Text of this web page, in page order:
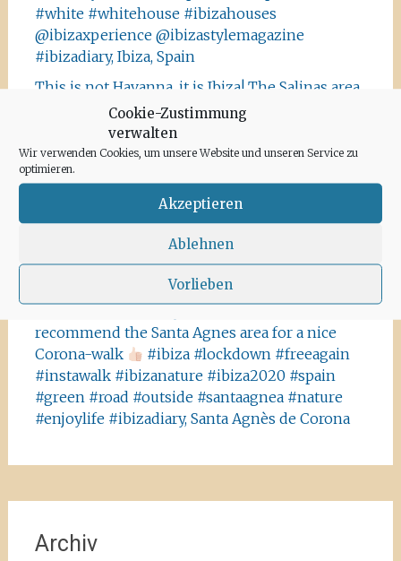
Cookie-Zustimmung
verwalten
Wir verwenden Cookies, um unsere Website und unseren Service zu
optimieren.
Akzeptieren
Ablehnen
Vorlieben
#white #whitehouse #ibizahouses
@ibizaxperience @ibizastylemagazine
#ibizadiary, Ibiza, Spain
This is not Havanna, it is Ibiza! The Salinas area
offers a lot of tiny details you should absolutely
visit and take some photos
#salinasibiza #anchor #seafaring
#colours
#ibiza2020 #havanna #nothavanna #baleares
#seefahrt @turismoislasbaleares #salinas
#outside #instaibiza
#ibizalovers #ibizadiary 🏝, Ibiza Salinas
Ibiza is allowed to go out again!! Enjoy the
beauty of the island, even if it’s only possible
recommend the Santa Agnes area for a nice
Corona-walk
#ibiza #lockdown #freeagain
#instawalk #ibizanature #ibiza2020 #spain
#green #road #outside #santaagnea #nature
#enjoylife #ibizadiary, Santa Agnès de Corona
Archiv